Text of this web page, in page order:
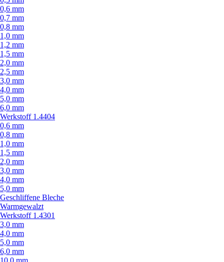
0,6 mm
0,7 mm
0,8 mm
1,0 mm
1,2 mm
1,5 mm
2,0 mm
2,5 mm
3,0 mm
4,0 mm
5,0 mm
6,0 mm
Werkstoff 1.4404
0,6 mm
0,8 mm
1,0 mm
1,5 mm
2,0 mm
3,0 mm
4,0 mm
5,0 mm
Geschliffene Bleche
Warmgewalzt
Werkstoff 1.4301
3,0 mm
4,0 mm
5,0 mm
6,0 mm
10,0 mm